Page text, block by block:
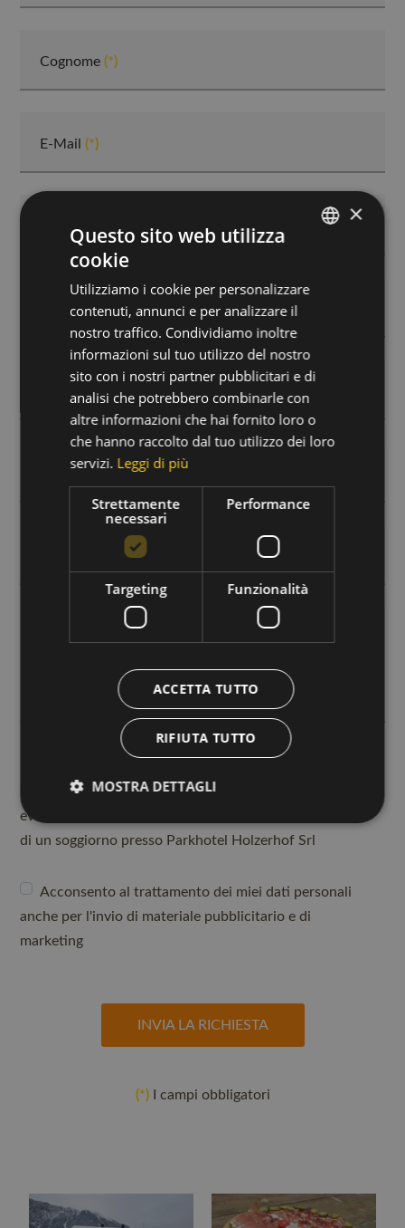
Cognome
E-Mail
Telefono
Via, Nr.
Note
Acconsento al trattamento dei miei dati personali,
eventualmente anche particolari, per la prenotazione
di un soggiorno presso Parkhotel Holzerhof Srl
Acconsento al trattamento dei miei dati personali
anche per l'invio di materiale pubblicitario e di
marketing
INVIA LA RICHIESTA
(*)I campi obbligatori
ITALIAN
×
Questo sito web utilizza
cookie
Utilizziamo i cookie per personalizzare
contenuti, annunci e per analizzare il
nostro traffico. Condividiamo inoltre
informazioni sul tuo utilizzo del nostro
sito con i nostri partner pubblicitari e di
analisi che potrebbero combinarle con
altre informazioni che hai fornito loro o
che hanno raccolto dal tuo utilizzo dei loro
servizi. Leggi di più
Strettamente
necessari
Performance
Targeting Funzionalità
ACCETTA TUTTO
RIFIUTA TUTTO
MOSTRA DETTAGLI